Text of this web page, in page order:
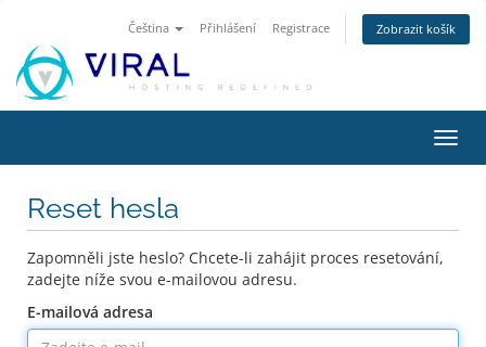
Čeština Přihlášení Registrace Zobrazit košík
Reset hesla
Zapomněli jste heslo? Chcete-li zahájit proces resetování,
zadejte níže svou e-mailovou adresu.
E-mailová adresa